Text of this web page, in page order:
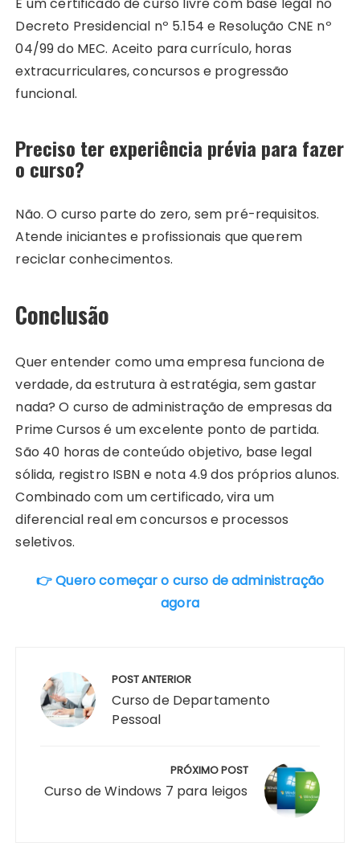
Decreto Presidencial nº 5.154 e Resolução CNE nº
04/99 do MEC. Aceito para currículo, horas
extracurriculares, concursos e progressão
funcional.
Preciso ter experiência prévia para fazer
o curso?
Não. O curso parte do zero, sem pré-requisitos.
Atende iniciantes e profissionais que querem
reciclar conhecimentos.
Conclusão
Quer entender como uma empresa funciona de
verdade, da estrutura à estratégia, sem gastar
nada? O curso de administração de empresas da
Prime Cursos é um excelente ponto de partida.
São 40 horas de conteúdo objetivo, base legal
sólida, registro ISBN e nota 4.9 dos próprios alunos.
Combinado com um certificado, vira um
diferencial real em concursos e processos
seletivos.
👉 Quero começar o curso de administração
agora
Post
POST ANTERIOR
Curso de Departamento
Pessoal
PRÓXIMO POST
Curso de Windows 7 para leigos